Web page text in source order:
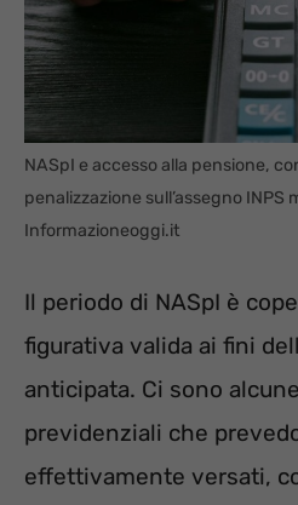
NASpI e accesso alla pensione,
penalizzazione sull’assegno INPS
Informazioneoggi.it
Il periodo di NASpI è
figurativa valida ai fini
anticipata. Ci sono
previdenziali che
effettivamente versati,